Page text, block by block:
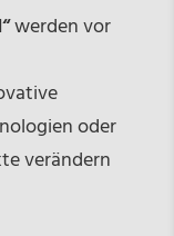
werden vor
oder
verändern